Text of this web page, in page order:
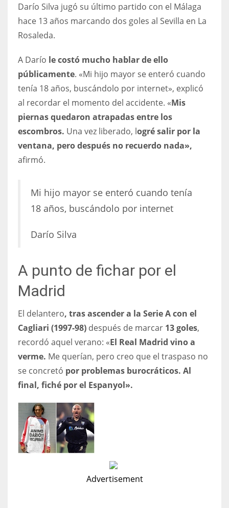
Darío Silva jugó su último partido con el Málaga
hace 13 años marcando dos goles al Sevilla en La
Rosaleda.
A Darío le costó mucho hablar de ello
públicamente. «Mi hijo mayor se enteró cuando
tenía 18 años, buscándolo por internet», explicó
al recordar el momento del accidente. «Mis
piernas quedaron atrapadas entre los
escombros. Una vez liberado, logré salir por la
ventana, pero después no recuerdo nada»,
afirmó.
Mi hijo mayor se enteró cuando tenía
18 años, buscándolo por internet
Darío Silva
A punto de fichar por el
Madrid
El delantero, tras ascender a la Serie A con el
Cagliari (1997-98) después de marcar 13 goles,
recordó aquel verano: «El Real Madrid vino a
verme. Me querían, pero creo que el traspaso no
se concretó por problemas burocráticos. Al
final, fiché por el Espanyol».
Advertisement